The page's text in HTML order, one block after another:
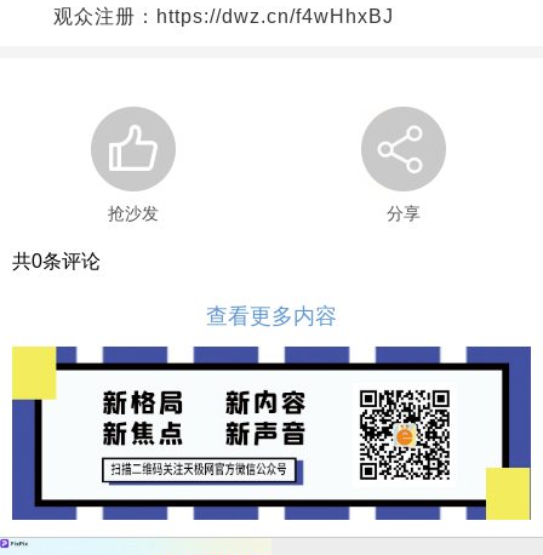
观众注册：https://dwz.cn/f4wHhxBJ
抢沙发 分享
共0条评论
查看更多内容